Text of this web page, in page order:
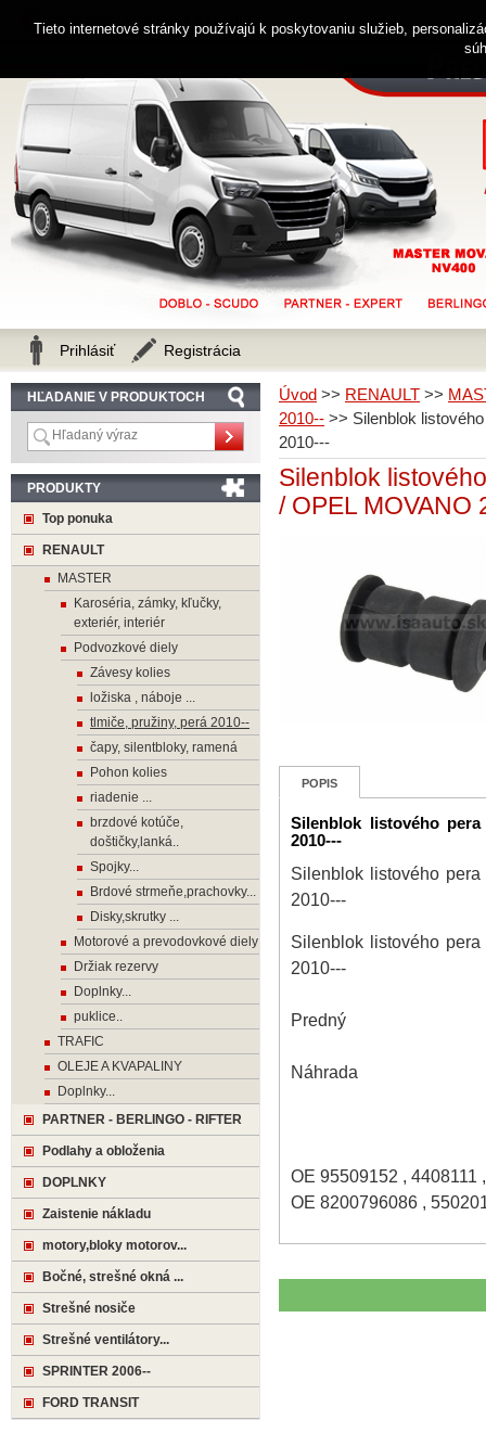
Úvod >> RENAULT >>
2010-- >> Silenblok
2010---
Silenblok
/ OPEL MOVANO
POPIS
Silenblok listového
2010---
Silenblok listového
2010---
Silenblok listového
2010---
Predný
Náhrada
OE 95509152 , 4408111
OE 8200796086 ,
HĽADANIE V PRODUKTOCH
PRODUKTY
Top ponuka
RENAULT
MASTER
Karoséria, zámky, kľučky,
exteriér, interiér
Podvozkové diely
Závesy kolies
ložiska , náboje ...
tlmiče, pružiny, perá 2010--
čapy, silentbloky, ramená
Pohon kolies
riadenie ...
brzdové kotúče,
doštičky,lanká..
Spojky...
Brdové strmeňe,prachovky...
Disky,skrutky ...
Motorové a prevodovkové diely
Držiak rezervy
Doplnky...
puklice..
TRAFIC
OLEJE A KVAPALINY
Doplnky...
PARTNER - BERLINGO - RIFTER
Podlahy a obloženia
DOPLNKY
Zaistenie nákladu
motory,bloky motorov...
Bočné, strešné okná ...
Strešné nosiče
Strešné ventilátory...
SPRINTER 2006--
FORD TRANSIT
Zákaznícka linka 0914 238 482
Prihlásiť Registrácia
Tieto internetové stránky používajú k poskytovaniu služieb,